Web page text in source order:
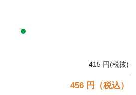
415 円(税抜)
456 円（税込）